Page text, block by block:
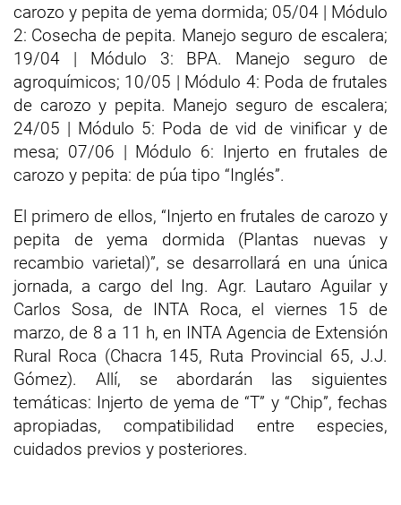
carozo y pepita de yema dormida; 05/04 | Módulo
2: Cosecha de pepita. Manejo seguro de escalera;
19/04 | Módulo 3: BPA. Manejo seguro de
agroquímicos; 10/05 | Módulo 4: Poda de frutales
de carozo y pepita. Manejo seguro de escalera;
24/05 | Módulo 5: Poda de vid de vinificar y de
mesa; 07/06 | Módulo 6: Injerto en frutales de
carozo y pepita: de púa tipo “Inglés”.
El primero de ellos, “Injerto en frutales de carozo y
pepita de yema dormida (Plantas nuevas y
recambio varietal)”, se desarrollará en una única
jornada, a cargo del Ing. Agr. Lautaro Aguilar y
Carlos Sosa, de INTA Roca, el viernes 15 de
marzo, de 8 a 11 h, en INTA Agencia de Extensión
Rural Roca (Chacra 145, Ruta Provincial 65, J.J.
Gómez). Allí, se abordarán las siguientes
temáticas: Injerto de yema de “T” y “Chip”, fechas
apropiadas, compatibilidad entre especies,
cuidados previos y posteriores.